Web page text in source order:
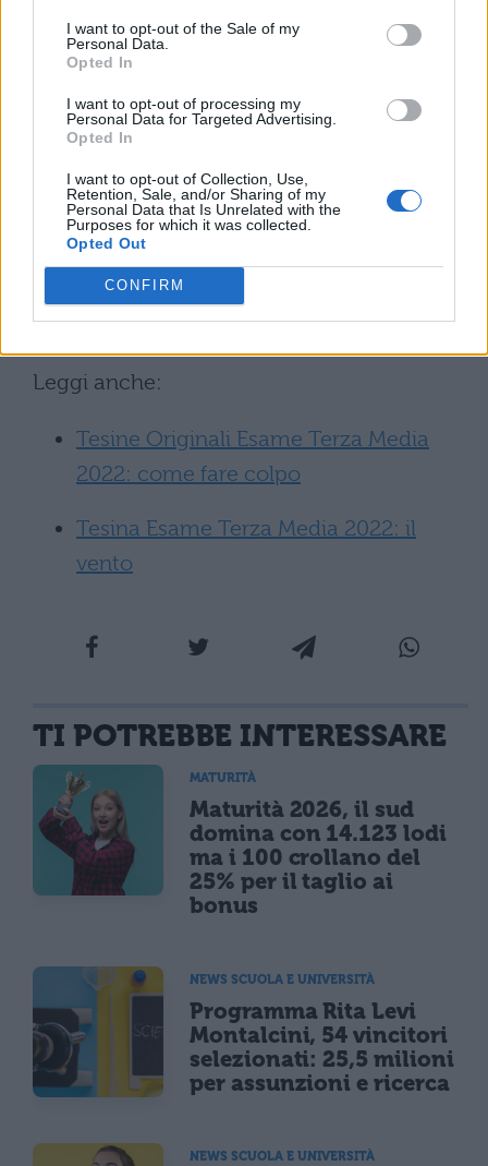
I want to opt-out of the Sale of my
Personal Data.
Opted In
I want to opt-out of processing my
Personal Data for Targeted Advertising.
Opted In
I want to opt-out of Collection, Use,
Retention, Sale, and/or Sharing of my
Personal Data that Is Unrelated with the
Purposes for which it was collected.
Opted Out
CONFIRM
Inutile descrivere lo stupore della gente che
singolare intervento. Un ragazzino fatto
un’autoscala, come fosse una star. Per la
serie tutto è bene quel che finisce bene,
Matteo ha potuto partecipare regolarmente
alla prova scritta. Ed il suo esame è stato
Leggi anche:
Tesine Originali Esame Terza Media
2022: come fare colpo
Tesina Esame Terza Media 2022: il
vento
TI POTREBBE INTERESSARE
MATURITÀ
Maturità 2026, il sud
domina con 14.123 lodi
ma i 100 crollano del
25% per il taglio ai
bonus
NEWS SCUOLA E UNIVERSITÀ
Programma Rita Levi
Montalcini, 54 vincitori
selezionati: 25,5 milioni
per assunzioni e ricerca
NEWS SCUOLA E UNIVERSITÀ